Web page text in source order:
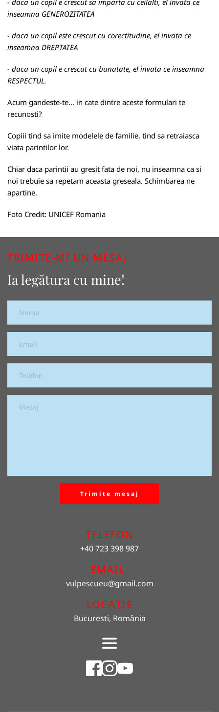
- daca un copil e crescut sa imparta cu ceilalti, el invata ce
inseamna GENEROZITATEA
- daca un copil este crescut cu corectitudine, el invata ce
inseamna DREPTATEA
- daca un copil e crescut cu bunatate, el invata ce inseamna
RESPECTUL.
Acum gandeste-te... in cate dintre aceste formulari te
recunosti?
Copiii tind sa imite modelele de familie, tind sa retraiasca
viata parintilor lor.
Chiar daca parintii au gresit fata de noi, nu inseamna ca si
noi trebuie sa repetam aceasta greseala. Schimbarea ne
apartine.
Foto Credit: UNICEF Romania
TRIMITE-MI UN MESAJ
Ia legătura cu mine!
Trimite mesaj
TELEFON
+40 723 398 987
EMAIL
vulpescueu@gmail.com
LOCAȚIE
București, România